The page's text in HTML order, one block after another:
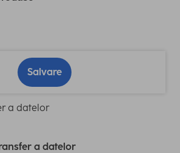
Salvare
a datelor
a datelor